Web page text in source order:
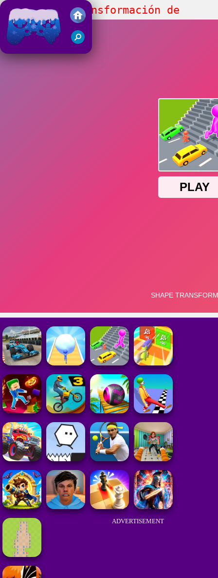
Juegos Friv 2018
Carrera de Transformación de
Formas
ADVERTISEMENT